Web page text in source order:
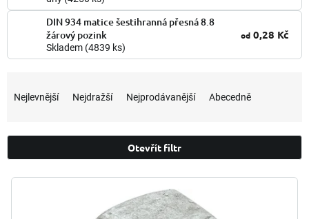
DIN 934 matice šestihranná přesná 8.8
žárový pozink
Skladem (4839 ks)
od 0,28 Kč
n
í
r
Nejlevnější Nejdražší Nejprodávanější Abecedně
Otevřít filtr
V